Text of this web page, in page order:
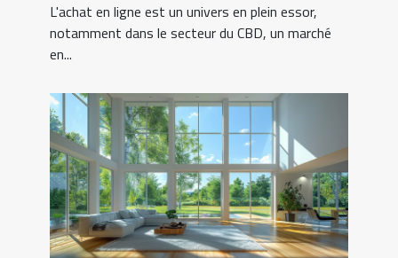
L'achat en ligne est un univers en plein essor,
notamment dans le secteur du CBD, un marché
en...